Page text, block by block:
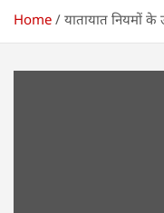
Home यातायात नियमों